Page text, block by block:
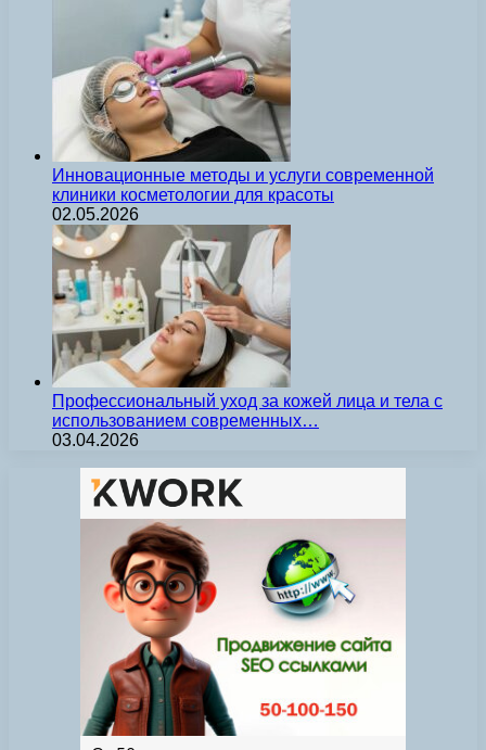
Инновационные методы и услуги современной
клиники косметологии для красоты
02.05.2026
Профессиональный уход за кожей лица и тела с
использованием современных…
03.04.2026